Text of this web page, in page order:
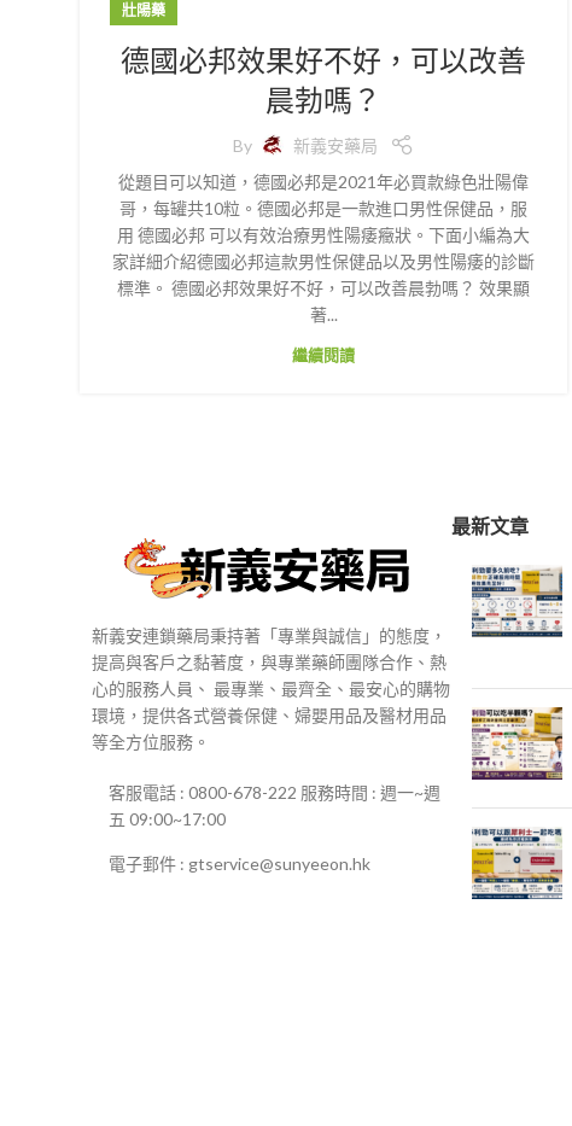
壯陽藥
德國必邦效果好不好，可以改善
晨勃嗎？
By
新義安藥局
從題目可以知道，德國必邦是2021年必買款綠色壯陽偉
哥，每罐共10粒。德國必邦是一款進口男性保健品，服
用 德國必邦 可以有效治療男性陽痿癥狀。下面小編為大
家詳細介紹德國必邦這款男性保健品以及男性陽痿的診斷
標準。 德國必邦效果好不好，可以改善晨勃嗎？ 效果顯
著...
繼續閱讀
新義安連鎖藥局秉持著「專業與誠信」的態度，
提高與客戶之黏著度，與專業藥師團隊合作、熱
心的服務人員、 最專業、最齊全、最安心的購物
環境，提供各式營養保健、婦嬰用品及醫材用品
等全方位服務。
客服電話 : 0800-678-222 服務時間 : 週一~週
五 09:00~17:00
電子郵件 : gtservice@sunyeeon.hk
最新文章